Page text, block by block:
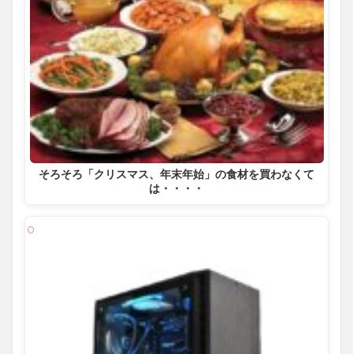
そろそろ「クリスマス、年末年始」の食材を買わなくて
は・・・・